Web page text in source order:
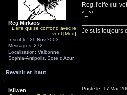
Reg Mirkaos
L'elfe qui se confond avec le
vent [Mod]
Inscrit le: 21 Nov 2003
Messages: 272
Localisation: Valbonne,
Sophia-Antipolis, Cote d'Azur
Reg, l'elfe qui
^_^°
Je suis toujours
Revenir en haut
Isilwen Posté le: 17 Mar